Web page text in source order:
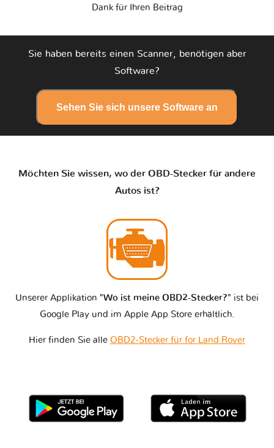
Dank für Ihren Beitrag
Sie haben bereits einen Scanner, benötigen aber
Software?
Sehen Sie sich unsere Software an
Möchten Sie wissen, wo der OBD-Stecker für andere
Autos ist?
Unserer Applikation "Wo ist meine OBD2-Stecker?" ist bei
Google Play und im Apple App Store erhältlich.
Hier finden Sie alle OBD2-Stecker für for Land Rover